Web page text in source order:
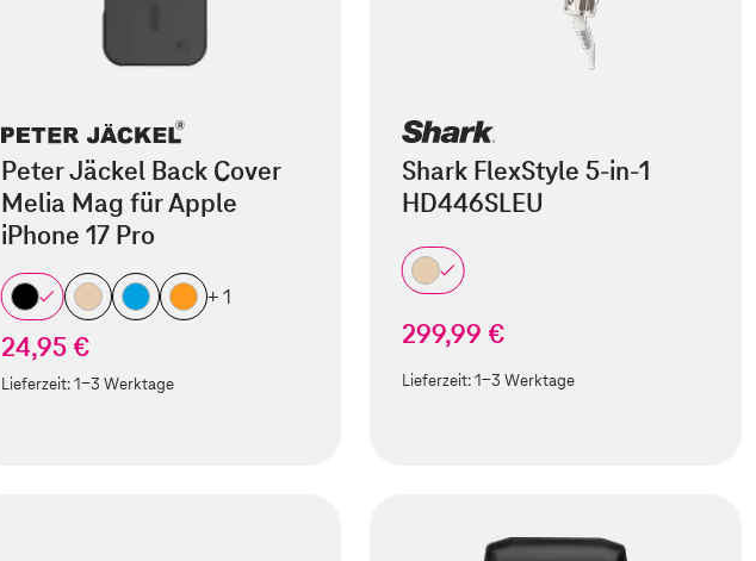
Peter Jäckel Back Cover
Melia Mag für Apple
iPhone 17 Pro
+ 1
24,95 €
Lieferzeit:1-3 Werktage
Shark FlexStyle 5-in-1
HD446SLEU
299,99 €
Lieferzeit:1-3 Werktage